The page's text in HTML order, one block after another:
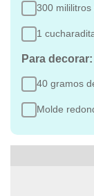
300
1
Para decorar:
40 gramos
Molde